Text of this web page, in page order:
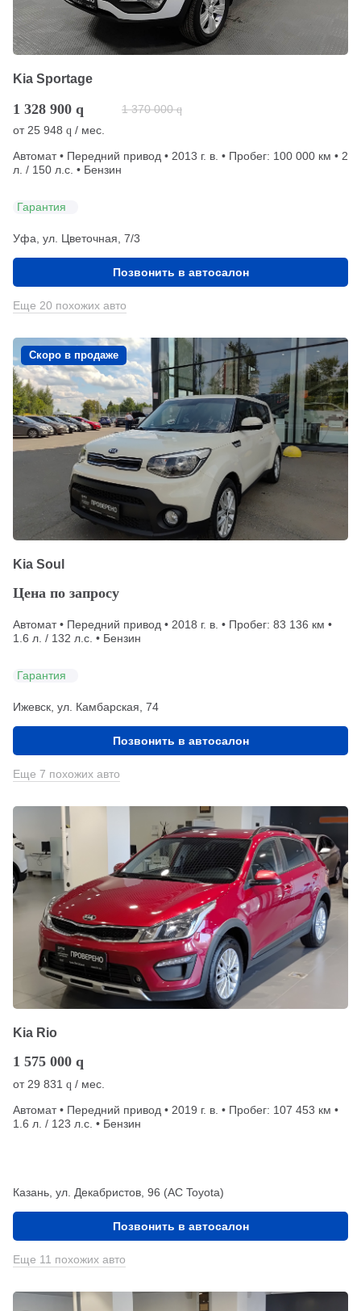
Kia Sportage
1 328 900 q 1 370 000 q
от25 948 q / мес.
Автомат • Передний привод • 2013 г. в. • Пробег: 100 000 км • 2
л. / 150 л.с. • Бензин
Гарантия
Уфа, ул. Цветочная, 7/3
Позвонить в автосалон
Еще 20 похожих авто
Скоро в продаже
Kia Soul
Цена по запросу
Автомат • Передний привод • 2018 г. в. • Пробег: 83 136 км •
1.6 л. / 132 л.с. • Бензин
Гарантия
Ижевск, ул. Камбарская, 74
Позвонить в автосалон
Еще 7 похожих авто
Kia Rio
1 575 000 q
от29 831 q / мес.
Автомат • Передний привод • 2019 г. в. • Пробег: 107 453 км •
1.6 л. / 123 л.с. • Бензин
Казань, ул. Декабристов, 96 (АС Toyota)
Позвонить в автосалон
Еще 11 похожих авто